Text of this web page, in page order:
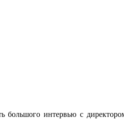
большого интервью с